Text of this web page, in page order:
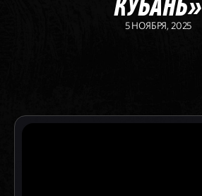
5 НОЯБРЯ, 2025